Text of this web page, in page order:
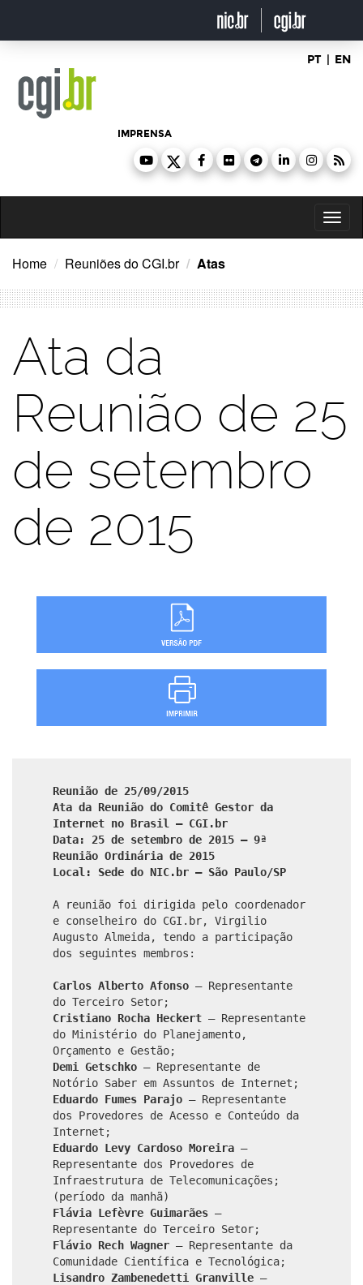
o
PT | EN
IMPRENSA
Home Reuniões do CGI.br Atas
Ata da
Reunião de 25
de setembro
de 2015
Reunião de 25/09/2015
Ata da Reunião do Comitê Gestor da
Internet no Brasil – CGI.br
Data: 25 de setembro de 2015 – 9ª
Reunião Ordinária de 2015
Local: Sede do NIC.br – São Paulo/SP
A reunião foi dirigida pelo coordenador
e conselheiro do CGI.br, Virgilio
Augusto Almeida, tendo a participação
dos seguintes membros:
Carlos Alberto Afonso – Representante
do Terceiro Setor;
Cristiano Rocha Heckert – Representante
do Ministério do Planejamento,
Orçamento e Gestão;
Demi Getschko – Representante de
Notório Saber em Assuntos de Internet;
Eduardo Fumes Parajo – Representante
dos Provedores de Acesso e Conteúdo da
Internet;
Eduardo Levy Cardoso Moreira –
Representante dos Provedores de
Infraestrutura de Telecomunicações;
(período da manhã)
Flávia Lefèvre Guimarães –
Representante do Terceiro Setor;
Flávio Rech Wagner – Representante da
Comunidade Científica e Tecnológica;
Lisandro Zambenedetti Granville –